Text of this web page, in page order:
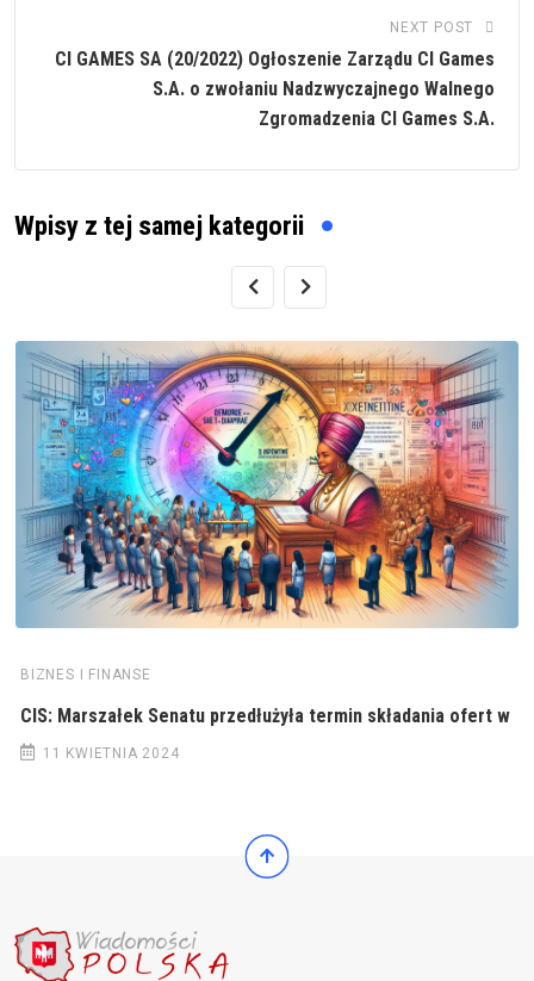
NEXT POST
CI GAMES SA (20/2022) Ogłoszenie Zarządu CI Games
S.A. o zwołaniu Nadzwyczajnego Walnego
Zgromadzenia CI Games S.A.
Wpisy z tej samej kategorii
BIZNES I FINANSE
CIS: Marszałek Senatu przedłużyła termin składania ofert w
11 KWIETNIA 2024